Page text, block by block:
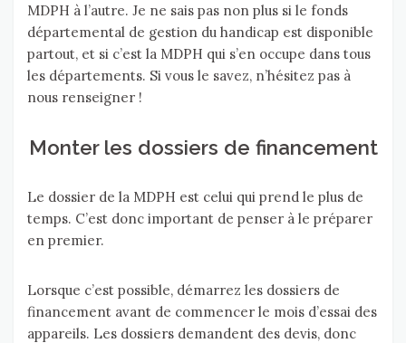
MDPH à l’autre. Je ne sais pas non plus si le fonds
départemental de gestion du handicap est disponible
partout, et si c’est la MDPH qui s’en occupe dans tous
les départements. Si vous le savez, n’hésitez pas à
nous renseigner !
Monter les dossiers de financement
Le dossier de la MDPH est celui qui prend le plus de
temps. C’est donc important de penser à le préparer
en premier.
Lorsque c’est possible, démarrez les dossiers de
financement avant de commencer le mois d’essai des
appareils. Les dossiers demandent des devis, donc